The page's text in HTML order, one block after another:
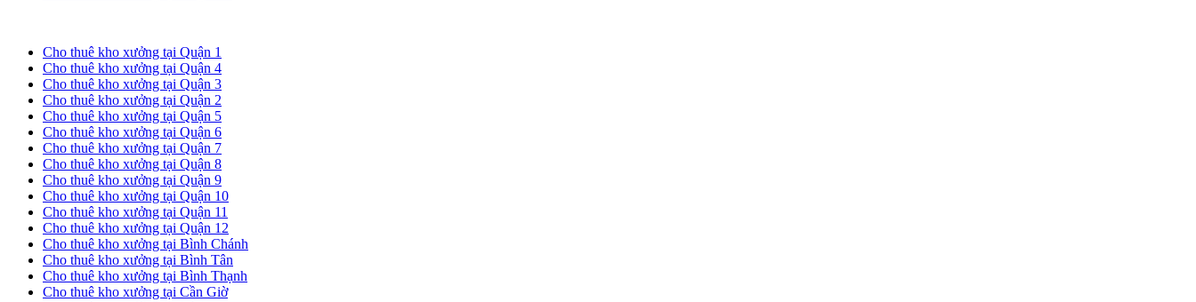
Cho thuê kho xưởng tại Quận 1
Cho thuê kho xưởng tại Quận 4
Cho thuê kho xưởng tại Quận 3
Cho thuê kho xưởng tại Quận 2
Cho thuê kho xưởng tại Quận 5
Cho thuê kho xưởng tại Quận 6
Cho thuê kho xưởng tại Quận 7
Cho thuê kho xưởng tại Quận 8
Cho thuê kho xưởng tại Quận 9
Cho thuê kho xưởng tại Quận 10
Cho thuê kho xưởng tại Quận 11
Cho thuê kho xưởng tại Quận 12
Cho thuê kho xưởng tại Bình Chánh
Cho thuê kho xưởng tại Bình Tân
Cho thuê kho xưởng tại Bình Thạnh
Cho thuê kho xưởng tại Cần Giờ